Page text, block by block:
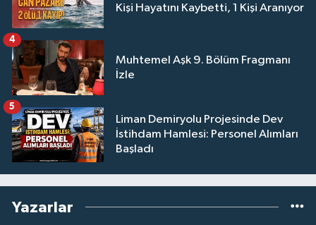
Kişi Hayatını Kaybetti, 1 Kişi Aranıyor
Muhtemel Aşk 9. Bölüm Fragmanı
İzle
4
Liman Demiryolu Projesinde Dev
İstihdam Hamlesi: Personel Alımları
Başladı
5
Yazarlar